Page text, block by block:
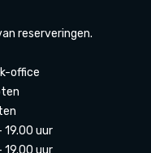
reserveringen.
office
19.00 uur
19.00 uur